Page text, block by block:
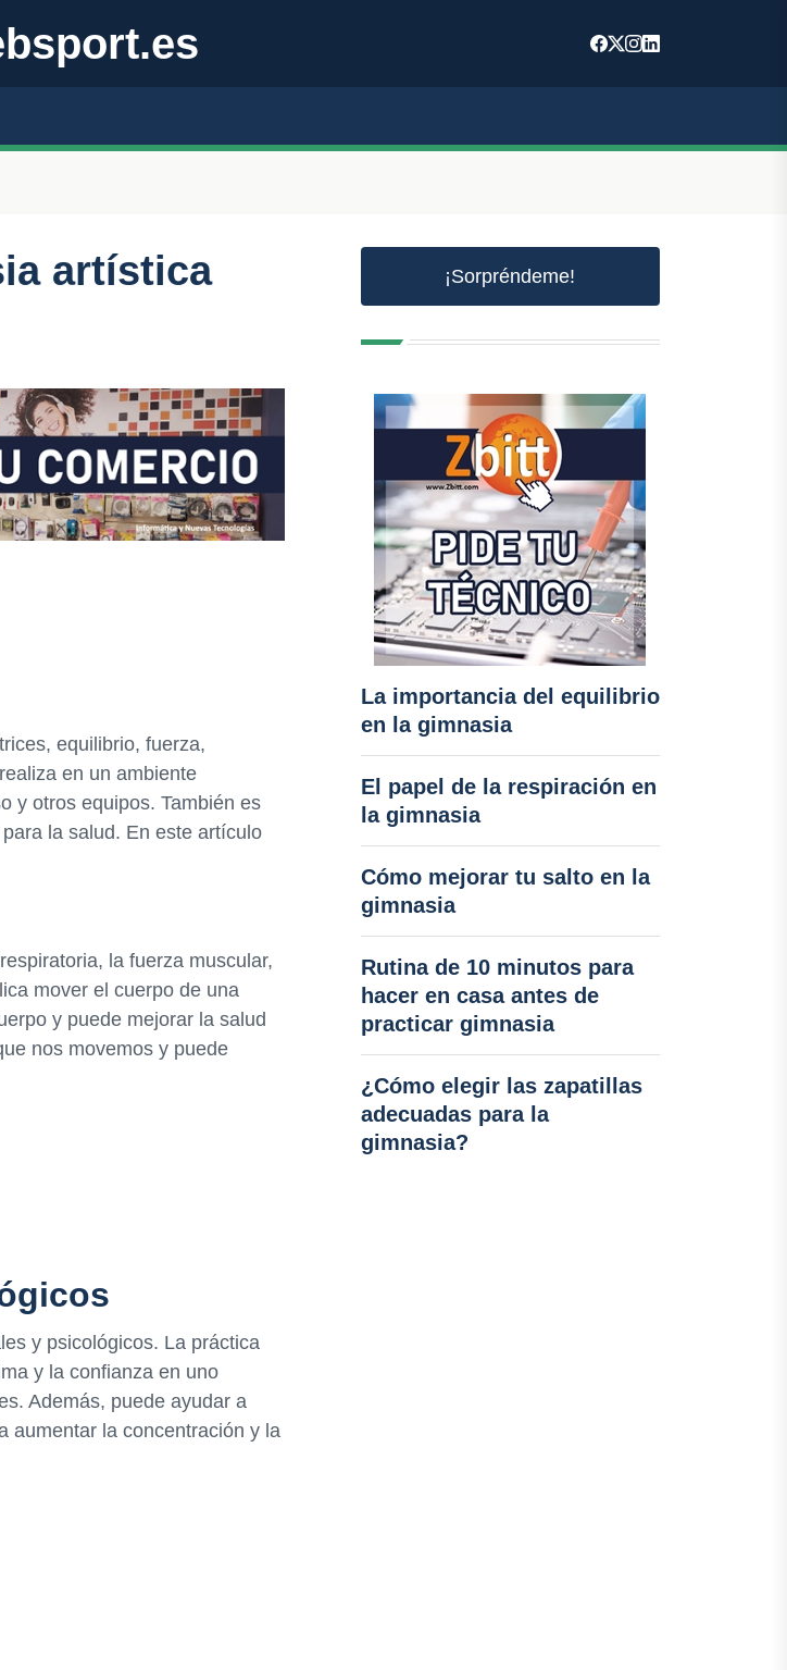
artística
equilibrio, fuerza,
en un ambiente
y otros equipos. También es
la salud. En este artículo
la fuerza muscular,
mover el cuerpo de una
y puede mejorar la salud
nos movemos y puede
y psicológicos. La práctica
y la confianza en uno
Además, puede ayudar a
aumentar la concentración y la
¡Sorpréndeme!
La importancia del equilibrio
en la gimnasia
El papel de la respiración en
la gimnasia
Cómo mejorar tu salto en la
gimnasia
Rutina de 10 minutos para
hacer en casa antes de
practicar gimnasia
¿Cómo elegir las zapatillas
adecuadas para la
gimnasia?